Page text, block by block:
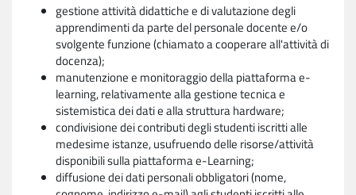
gestione attività didattiche e di valutazione degli
apprendimenti da parte del personale docente e/o
svolgente funzione (chiamato a cooperare all'attività di
docenza);
manutenzione e monitoraggio della piattaforma e-
learning, relativamente alla gestione tecnica e
sistemistica dei dati e alla struttura hardware;
condivisione dei contributi degli studenti iscritti alle
medesime istanze, usufruendo delle risorse/attività
disponibili sulla piattaforma e-Learning;
diffusione dei dati personali obbligatori (nome,